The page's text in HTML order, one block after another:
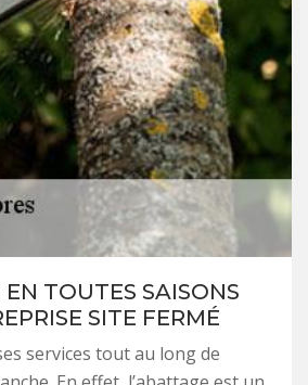
EN TOUTES SAISONS
SITE FERMÉ
services tout au long de